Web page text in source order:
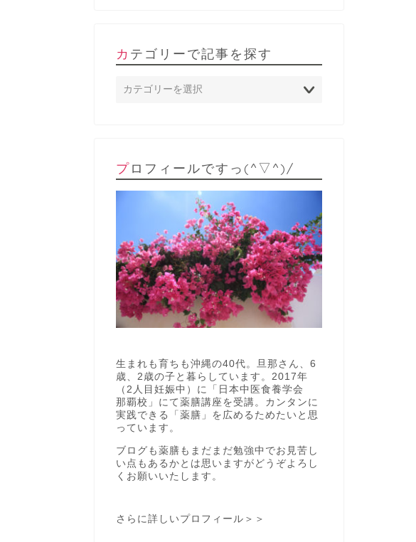
カテゴリーで記事を探す
プロフィールですっ(^▽^)/
生まれも育ちも沖縄の40代。旦那さん、6
歳、2歳の子と暮らしています。2017年
（2人目妊娠中）に「日本中医食養学会
那覇校」にて薬膳講座を受講。カンタンに
実践できる「薬膳」を広めるためたいと思
っています。
ブログも薬膳もまだまだ勉強中でお見苦し
い点もあるかとは思いますがどうぞよろし
くお願いいたします。
さらに詳しいプロフィール＞＞